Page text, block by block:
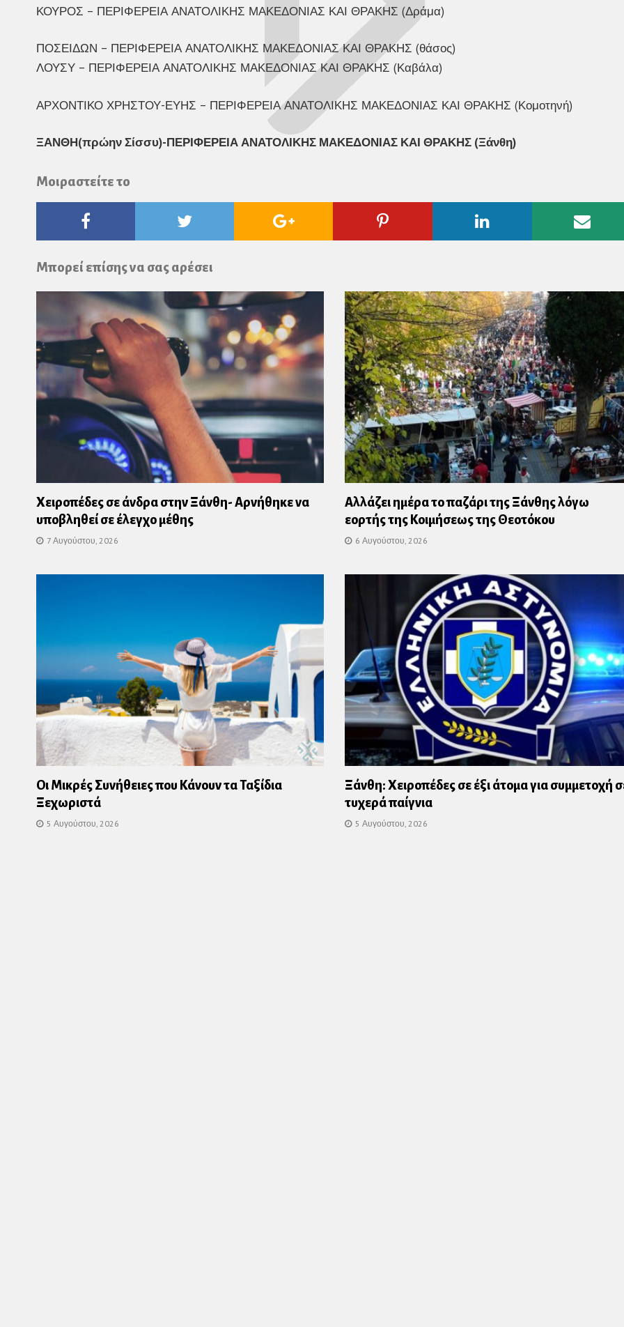
ΚΟΥΡΟΣ – ΠΕΡΙΦΕΡΕΙΑ ΑΝΑΤΟΛΙΚΗΣ ΜΑΚΕΔΟΝΙΑΣ ΚΑΙ ΘΡΑΚΗΣ (Δράμα)
ΠΟΣΕΙΔΩΝ – ΠΕΡΙΦΕΡΕΙΑ ΑΝΑΤΟΛΙΚΗΣ ΜΑΚΕΔΟΝΙΑΣ ΚΑΙ ΘΡΑΚΗΣ (θάσος)
ΛΟΥΣΥ – ΠΕΡΙΦΕΡΕΙΑ ΑΝΑΤΟΛΙΚΗΣ ΜΑΚΕΔΟΝΙΑΣ ΚΑΙ ΘΡΑΚΗΣ (Καβάλα)
ΑΡΧΟΝΤΙΚΟ ΧΡΗΣΤΟΥ-ΕΥΗΣ – ΠΕΡΙΦΕΡΕΙΑ ΑΝΑΤΟΛΙΚΗΣ ΜΑΚΕΔΟΝΙΑΣ ΚΑΙ ΘΡΑΚΗΣ (Κομοτηνή)
ΞΑΝΘΗ(πρώην Σίσσυ)-ΠΕΡΙΦΕΡΕΙΑ ΑΝΑΤΟΛΙΚΗΣ ΜΑΚΕΔΟΝΙΑΣ ΚΑΙ ΘΡΑΚΗΣ (Ξάνθη)
Μοιραστείτε το
Twitter
Google
Pinterest Linkedin
Μπορεί επίσης να σας αρέσει
Χειροπέδες σε άνδρα στην Ξάνθη- Αρνήθηκε να
υποβληθεί σε έλεγχο μέθης
7 Αυγούστου, 2026
Αλλάζει ημέρα το παζάρι της Ξάνθης λόγω
εορτής της Κοιμήσεως της Θεοτόκου
6 Αυγούστου, 2026
Οι Μικρές Συνήθειες που Κάνουν τα Ταξίδια
Ξεχωριστά
5 Αυγούστου, 2026
Ξάνθη: Χειροπέδες σε έξι άτομα για συμμετοχή
τυχερά παίγνια
5 Αυγούστου, 2026